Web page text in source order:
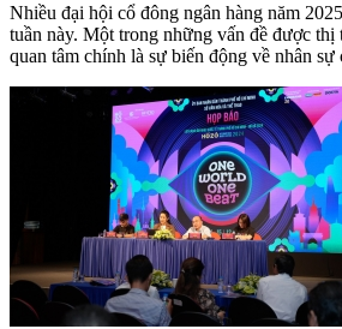
Nhiều đại hội cổ đông ngân hàng năm
tuần này. Một trong những vấn đề được thị
quan tâm chính là sự biến động về nhân sự